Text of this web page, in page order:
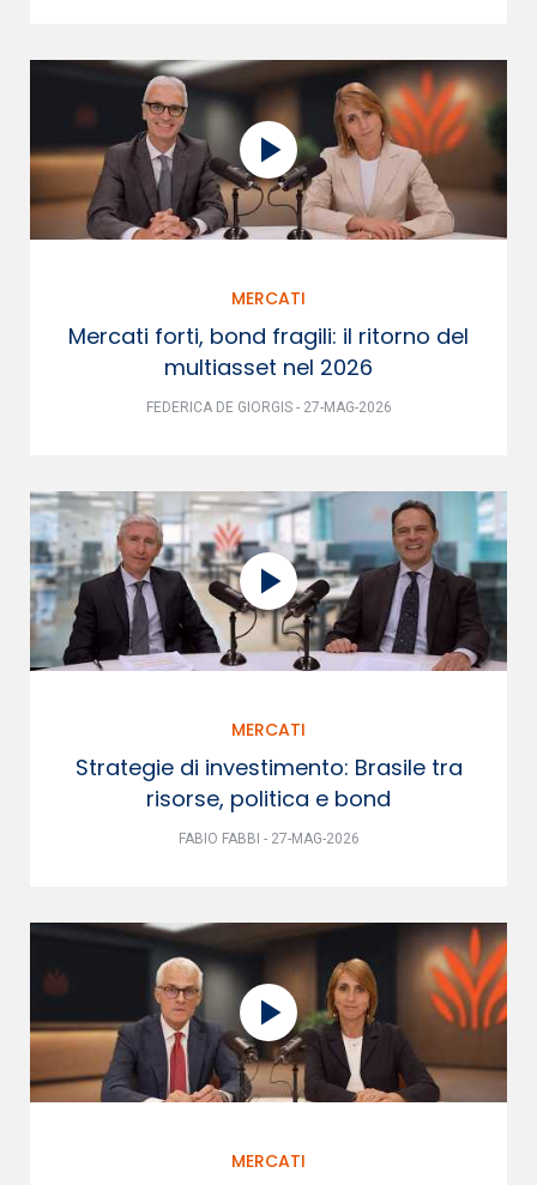
MERCATI
Mercati forti, bond fragili: il ritorno del
multiasset nel 2026
FEDERICA DE GIORGIS - 27-MAG-2026
MERCATI
Strategie di investimento: Brasile tra
risorse, politica e bond
FABIO FABBI - 27-MAG-2026
MERCATI